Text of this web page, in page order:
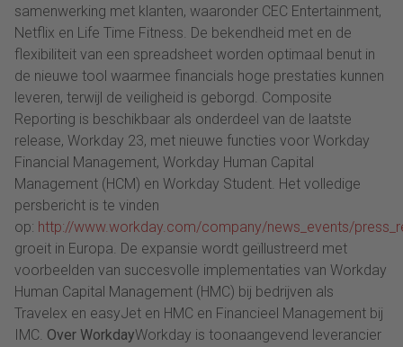
samenwerking met klanten, waaronder CEC Entertainment,
Netflix en Life Time Fitness. De bekendheid met en de
flexibiliteit van een spreadsheet worden optimaal benut in
de nieuwe tool waarmee financials hoge prestaties kunnen
leveren, terwijl de veiligheid is geborgd. Composite
Reporting is beschikbaar als onderdeel van de laatste
release, Workday 23, met nieuwe functies voor Workday
Financial Management, Workday Human Capital
Management (HCM) en Workday Student. Het volledige
persbericht is te vinden
op: http://www.workday.com/company/news_events/
groeit in Europa. De expansie wordt geïllustreerd met
voorbeelden van succesvolle implementaties van Workday
Human Capital Management (HMC) bij bedrijven als
Travelex en easyJet en HMC en Financieel Management bij
IMC. Over WorkdayWorkday is toonaangevend leverancier